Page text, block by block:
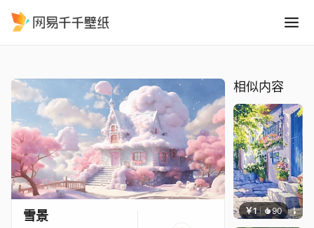
雪景
相似内容
￥1 90 叮叮